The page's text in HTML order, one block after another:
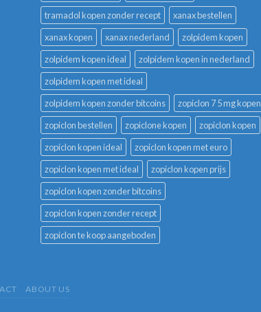
tramadol kopen zonder recept
xanax bestellen
xanax kopen
xanax nederland
zolpidem kopen
zolpidem kopen ideal
zolpidem kopen in nederland
zolpidem kopen met ideal
zolpidem kopen zonder bitcoins
zopiclon 7 5 mg kopen
zopiclon bestellen
zopiclone kopen
zopiclon kopen
zopiclon kopen ideal
zopiclon kopen met euro
zopiclon kopen met ideal
zopiclon kopen prijs
zopiclon kopen zonder bitcoins
zopiclon kopen zonder recept
zopiclon te koop aangeboden
ABOUT US